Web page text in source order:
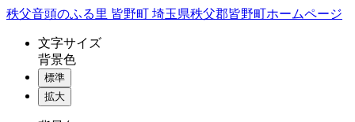
コ
秩父音頭のふる里 皆野町 埼玉県秩父郡皆野町ホームページ
文字サイズ
背景色
標準
拡大